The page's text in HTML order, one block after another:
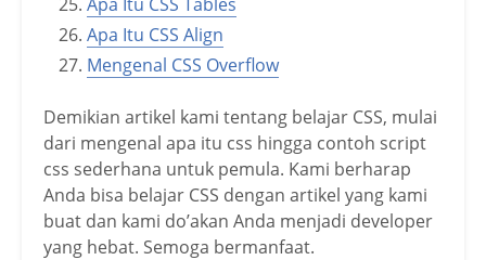
Apa Itu CSS Align
Mengenal CSS Overflow
Demikian artikel kami tentang belajar CSS, mulai
dari mengenal apa itu css hingga contoh script
css sederhana untuk pemula. Kami berharap
Anda bisa belajar CSS dengan artikel yang kami
buat dan kami do’akan Anda menjadi developer
yang hebat. Semoga bermanfaat.